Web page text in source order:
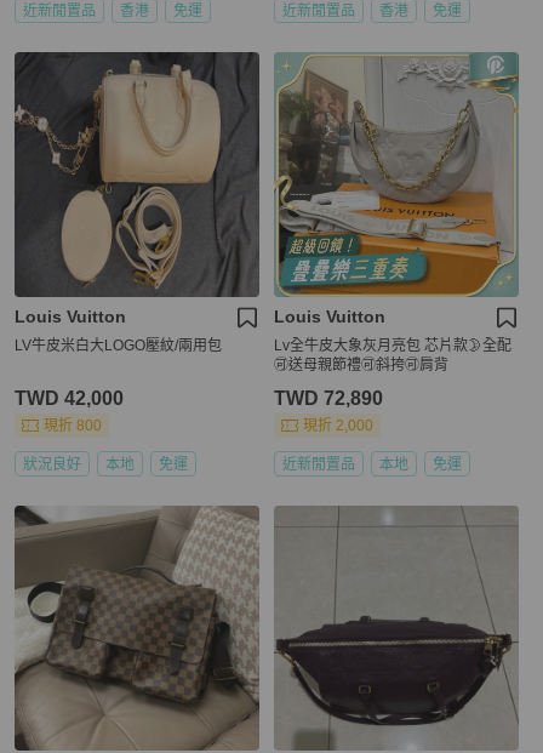
近新閒置品 香港 免運 近新閒置品 香港 免運
Louis Vuitton
LV牛皮米白大LOGO壓紋/兩用包
TWD 42,000
現折 800
狀況良好 本地 免運
Louis Vuitton
Lv全牛皮大象灰月亮包 芯片款🌛全配
🉑送母親節禮🉑斜挎🉑肩背
TWD 72,890
現折 2,000
近新閒置品 本地 免運